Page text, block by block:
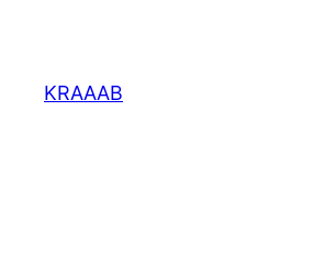
содержимому
KRAAAB